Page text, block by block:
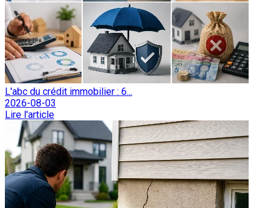
L'abc du crédit immobilier : 6...
2026-08-03
Lire l'article